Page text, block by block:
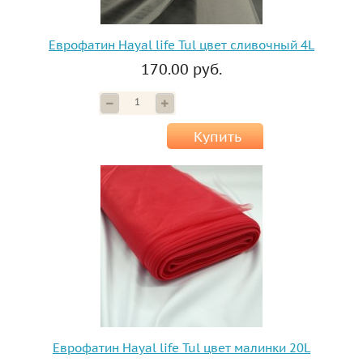
Еврофатин Hayal life Tul цвет сливочный 4L
170.00 руб.
Купить
Еврофатин Hayal life Tul цвет малинки 20L